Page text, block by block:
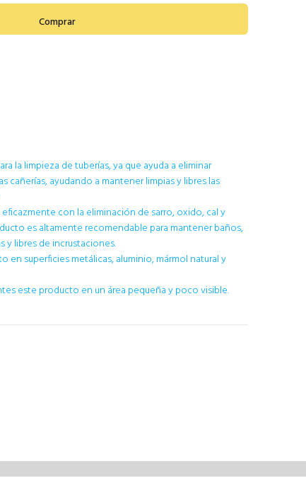
Comprar
la limpieza de tuberías, ya que ayuda a eliminar
cañerías, ayudando a mantener limpias y libres las
con la eliminación de sarro, oxido, cal y
es altamente recomendable para mantener baños,
y libres de incrustaciones.
en superficies metálicas, aluminio, mármol natural y
este producto en un área pequeña y poco visible.